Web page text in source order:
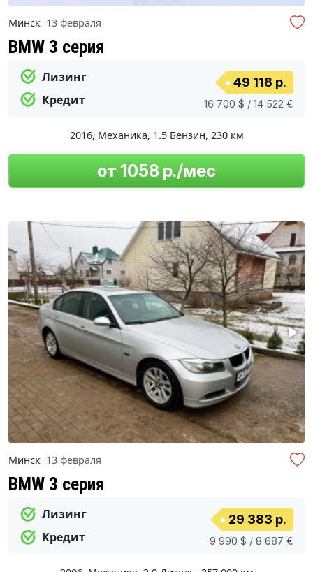
Минск 13 февраля
BMW 3 серия
Лизинг
Кредит
49 118 р.
16 700 $ / 14 522 €
2016, Механика, 1.5 Бензин, 230 км
от 1058 р./мес
Минск 13 февраля
BMW 3 серия
Лизинг
Кредит
29 383 р.
9 990 $ / 8 687 €